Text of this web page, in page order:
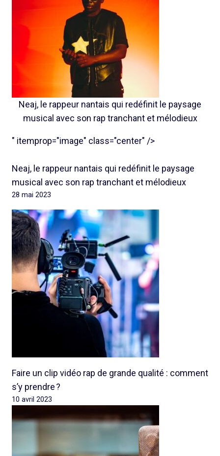
Neaj, le rappeur nantais qui redéfinit le paysage
musical avec son rap tranchant et mélodieux
" itemprop="image" class="center" />
Neaj, le rappeur nantais qui redéfinit le paysage
musical avec son rap tranchant et mélodieux
28 mai 2023
Faire un clip vidéo rap de grande qualité : comment
s’y prendre ?
10 avril 2023